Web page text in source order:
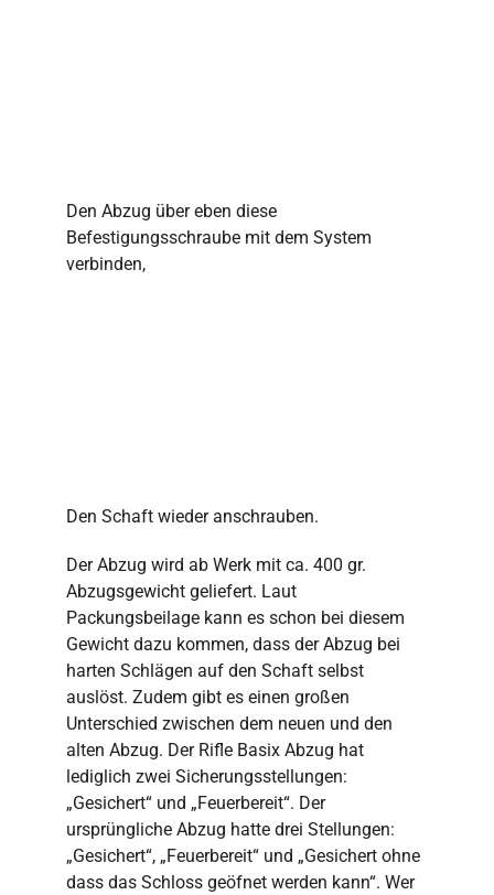
Den Abzug über eben diese
Befestigungsschraube mit dem System
verbinden,
Den Schaft wieder anschrauben.
Der Abzug wird ab Werk mit ca. 400 gr.
Abzugsgewicht geliefert. Laut
Packungsbeilage kann es schon bei diesem
Gewicht dazu kommen, dass der Abzug bei
harten Schlägen auf den Schaft selbst
auslöst. Zudem gibt es einen großen
Unterschied zwischen dem neuen und den
alten Abzug. Der Rifle Basix Abzug hat
lediglich zwei Sicherungsstellungen:
„Gesichert“ und „Feuerbereit“. Der
ursprüngliche Abzug hatte drei Stellungen:
„Gesichert“, „Feuerbereit“ und „Gesichert ohne
dass das Schloss geöfnet werden kann“. Wer